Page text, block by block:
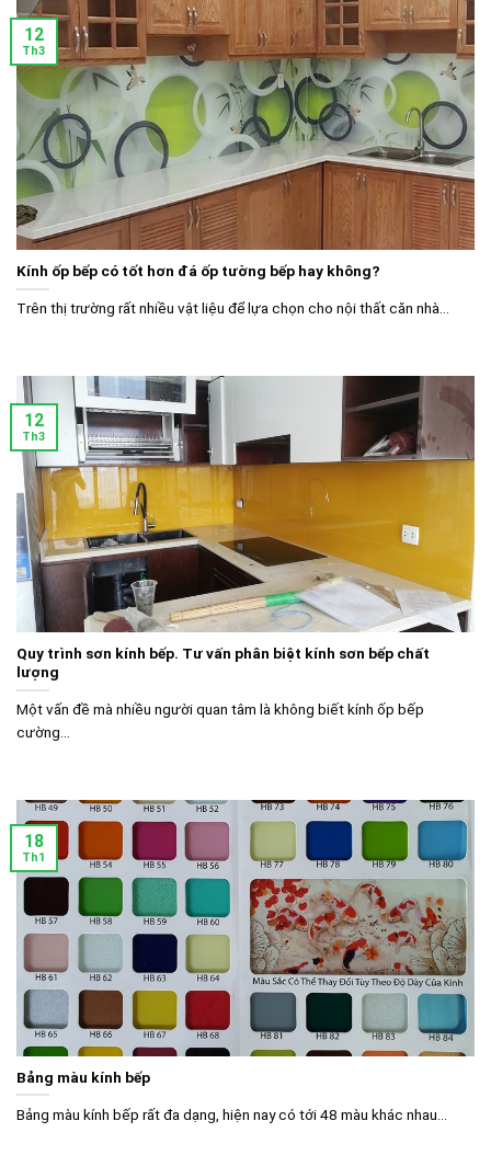
Kính ốp bếp có tốt hơn đá ốp tường bếp hay không?
Trên thị trường rất nhiều vật liệu để lựa chọn cho nội thất căn nhà...
12
Th3
Quy trình sơn kính bếp. Tư vấn phân biệt kính sơn bếp chất
lượng
Một vấn đề mà nhiều người quan tâm là không biết kính ốp bếp
cường...
12
Th3
Bảng màu kính bếp
Bảng màu kính bếp rất đa dạng, hiện nay có tới 48 màu khác nhau...
18
Th1